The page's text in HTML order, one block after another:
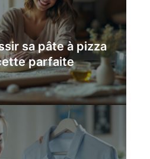
sa pâte à pizza
parfaite